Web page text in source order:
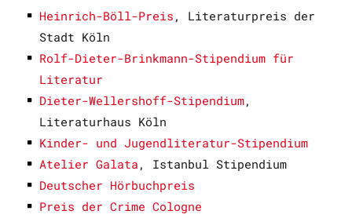
Heinrich-Böll-Preis , Literaturpreis der
Stadt Köln
Rolf-Dieter-Brinkmann-Stipendium für
Literatur
Dieter-Wellershoff-Stipendium,
Literaturhaus Köln
Kinder- und Jugendliteratur-Stipendium
Atelier Galata , Istanbul Stipendium
Deutscher Hörbuchpreis
Preis der Crime Cologne